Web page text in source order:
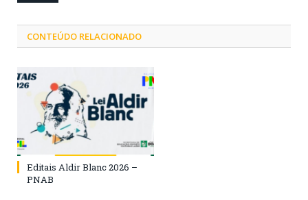
CONTEÚDO RELACIONADO
Editais Aldir Blanc 2026 –
PNAB